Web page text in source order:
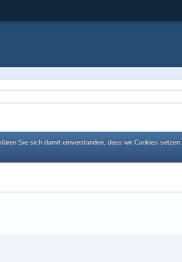
Sie sich damit einverstanden, dass wir Cookies setzen.